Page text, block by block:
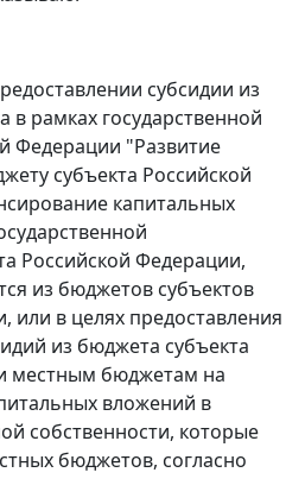
субсидии из
рамках государственной
Федерации "Развитие
субъекта Российской
капитальных
Российской Федерации,
из бюджетов субъектов
или в целях предоставления
из бюджета субъекта
местным бюджетам на
вложений в
собственности, которые
бюджетов, согласно